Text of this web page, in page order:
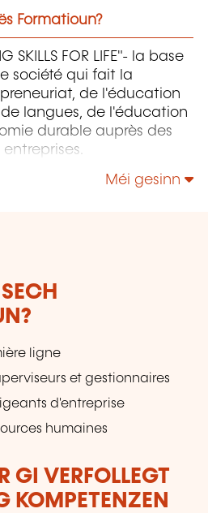
Formatioun?
SKILLS FOR LIFE"- la base
société qui fait la
de l'éducation
langues, de l'éducation
durable auprès des
Méi gesinn
ligne
et gestionnaires
d'entreprise
humaines
GI VERFOLLEGT
KOMPETENZEN